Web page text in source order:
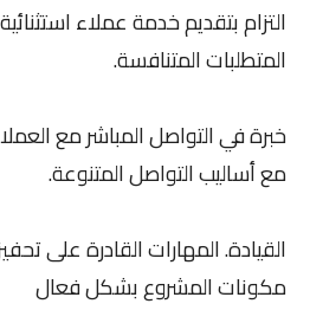
التزام بتقديم خدمة عملاء
المتطلبات المتنافسة.
خبرة في التواصل المباشر مع
مع أساليب التواصل المتنوعة.
القيادة. المهارات القادرة على
مكونات المشروع بشكل فعال